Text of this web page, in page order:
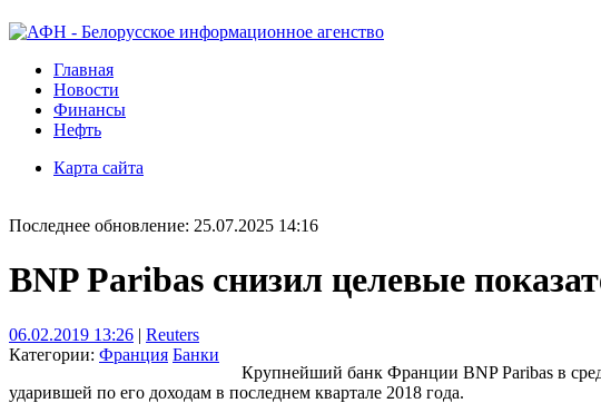
Главная
Новости
Финансы
Нефть
Карта сайта
Последнее обновление: 25.07.2025 14:16
BNP Paribas снизил целевые
06.02.2019 13:26 | Reuters
Категории: Франция Банки
Крупнейший банк Франции BNP Paribas в
ударившей по его доходам в последнем квартале 2018 года.